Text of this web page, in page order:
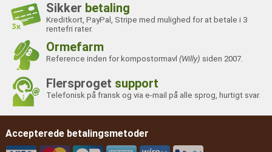
Sikker betaling
Kreditkort, PayPal, Stripe med mulighed for at betale i 3
rentefri rater.
Ormefarm
Reference inden for kompostormavl(Willy) siden 2007.
Flersproget support
Telefonisk på fransk og via e-mail på alle sprog, hurtigt svar.
Accepterede betalingsmetoder